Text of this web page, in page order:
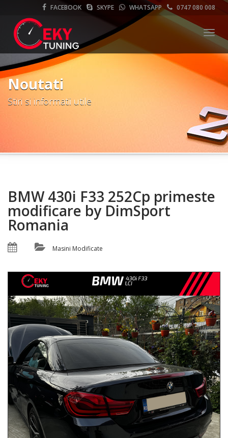
FACEBOOK SKYPE WHATSAPP 0747 080 008
Noutati
Stiri si informatii utile
BMW 430i F33 252Cp primeste
modificare by DimSport
Romania
Masini Modificate